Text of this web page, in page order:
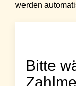
werden
Bitte